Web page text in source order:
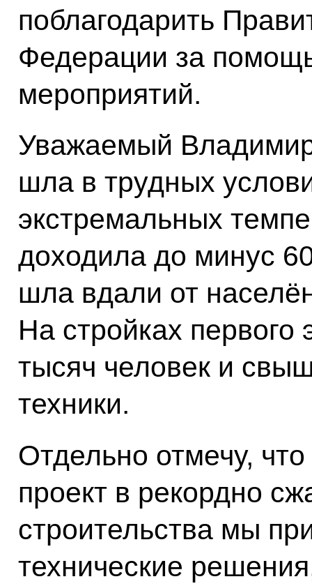
поблагодарить
Федерации за
мероприятий.
Уважаемый
шла в трудных
экстремальных
доходила до минус
шла вдали от
На стройках
тысяч человек и
техники.
Отдельно отмечу,
проект в рекордно
строительства мы
технические